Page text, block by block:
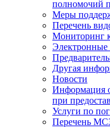
полномочий
Меры
Перечень
Мониторинг
Электронные
Другая
Новости
Информация
при
Услуги по
Перечень